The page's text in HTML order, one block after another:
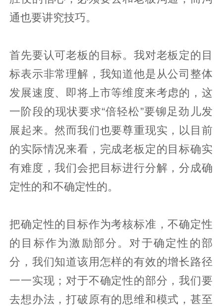
通也要讲究技巧。
首先要认可老板的目标。我对老板定的目
标表示非常理解，我知道他是从公司整体
发展速度、即将上市等维度来考虑的，这
一阶段的现状要求“倍轻松”要铆足劲儿发
展起来。然而我们也要尊重现实，以目前
的实际情况来看，完成老板定的目标确实
有难度，我们会把目标进行分解，分成确
定性的和不确定性的。
把确定性的目标作为考核标准，不确定性
的目标作为激励部分。对于确定性的部
分，我们知道该用怎样的有效的增长路径
一一实现；对于不确定性的部分，我们要
去想办法，打破原有的思维和模式，甚至